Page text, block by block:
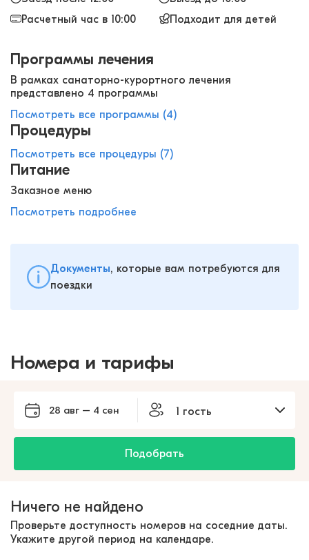
Расчетный час в 10:00
Подходит для детей
Программы лечения
В рамках санаторно-курортного лечения
представлено 4 программы
Посмотреть все программы (4)
Процедуры
Посмотреть все процедуры (7)
Питание
Заказное меню
Посмотреть подробнее
Документы, которые вам потребуются для
поездки
Номера и тарифы
28 авг – 4 сен 1 гость
Подобрать
Ничего не найдено
Проверьте доступность номеров на соседние даты.
Укажите другой период на календаре.